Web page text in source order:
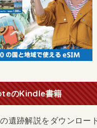
のKindle書籍
遺跡解説をダウンロー